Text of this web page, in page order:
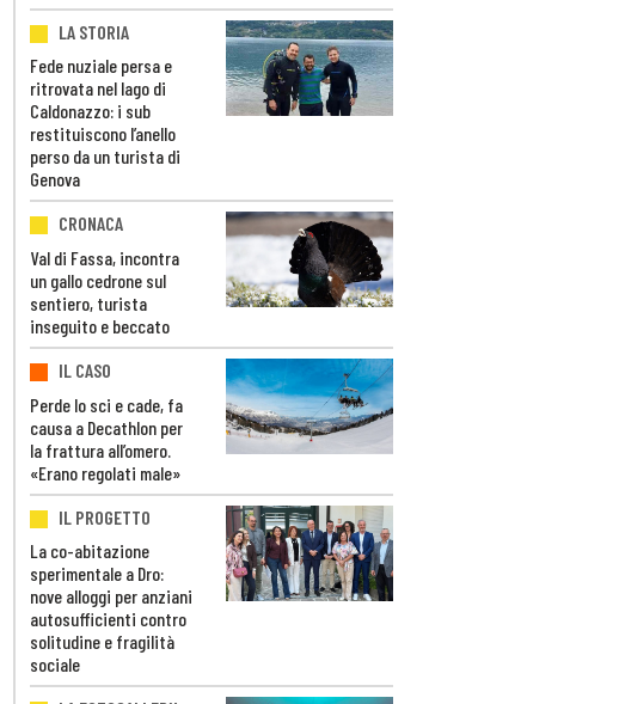
LA STORIA
Fede nuziale persa e
ritrovata nel lago di
Caldonazzo: i sub
restituiscono l’anello
perso da un turista di
Genova
CRONACA
Val di Fassa, incontra
un gallo cedrone sul
sentiero, turista
inseguito e beccato
IL CASO
Perde lo sci e cade, fa
causa a Decathlon per
la frattura all’omero.
«Erano regolati male»
IL PROGETTO
La co-abitazione
sperimentale a Dro:
nove alloggi per anziani
autosufficienti contro
solitudine e fragilità
sociale